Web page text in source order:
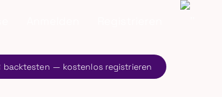
backtesten — kostenlos registrieren